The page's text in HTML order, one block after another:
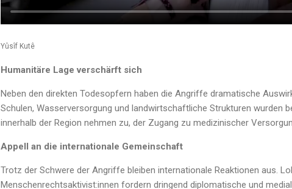
Yûsîf Kutê
Humanitäre Lage verschärft sich
Neben den direkten Todesopfern haben die Angriffe dramatische
Schulen, Wasserversorgung und landwirtschaftliche Strukturen wurden
innerhalb der Region nehmen zu, der Zugang zu medizinischer
Appell an die internationale Gemeinschaft
Trotz der Schwere der Angriffe bleiben internationale Reaktionen aus.
Menschenrechtsaktivist:innen fordern dringend diplomatische und